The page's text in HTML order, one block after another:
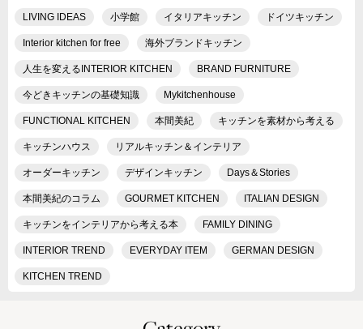
LIVING IDEAS 小学館 イタリアキッチン ドイツキッチン
Interior kitchen for free 海外ブランドキッチン
人生を変えるINTERIOR KITCHEN BRAND FURNITURE
今どきキッチンの基礎知識 Mykitchenhouse
FUNCTIONAL KITCHEN 本間美紀 キッチンを素材から考える
キッチンハウス リアルキッチン＆インテリア
オーダーキッチン デザインキッチン Days＆Stories
本間美紀のコラム GOURMET KITCHEN ITALIAN DESIGN
キッチンをインテリアから考える本 FAMILY DINING
INTERIOR TREND EVERYDAY ITEM GERMAN DESIGN
KITCHEN TREND